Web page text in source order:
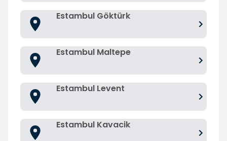
Estambul Göktürk
Estambul Maltepe
Estambul Levent
Estambul Kavacik